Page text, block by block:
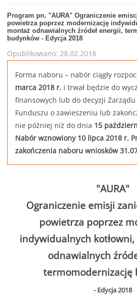
Program pn. "AURA" Ograniczenie
powietrza poprzez modernizację
montaż odnawialnych źródeł energii,
budynków - Edycja 2018
Opublikowano: 28.02.2018
Forma naboru – nabór ciągły
marca 2018 r.i trwał będzie do
finansowych lub do decyzji
Funduszu o zawieszeniu lub
nie później niż do dnia 15
Nabór wznowiony 10 lipca 2018 r.
zakończenia naboru wniosków
"AURA"
Ograniczenie emisji
powietrza poprzez
indywidualnych
odnawialnych
termomodernizację
- Edycja 2018